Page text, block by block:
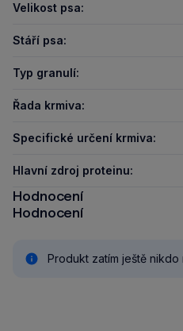
Velikost psa:
Stáří psa:
Typ granulí:
Řada krmiva:
Specifické určení krmiva:
Hlavní zdroj proteinu:
Hodnocení
Hodnocení
Produkt zatím ještě nikdo